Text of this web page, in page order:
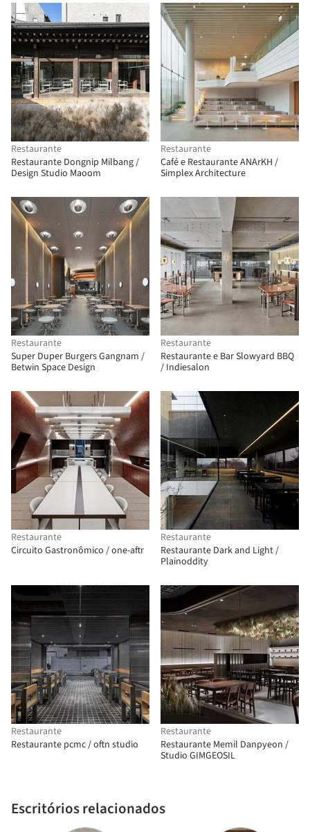
Restaurante
Restaurante Dongnip Milbang /
Design Studio Maoom
Restaurante
Café e Restaurante ANArKH /
Simplex Architecture
Restaurante
Super Duper Burgers Gangnam /
Betwin Space Design
Restaurante
Restaurante e Bar Slowyard BBQ
/ Indiesalon
Restaurante
Circuito Gastronômico / one-aftr
Restaurante
Restaurante Dark and Light /
Plainoddity
Restaurante
Restaurante pcmc / oftn studio
Escritórios relacionados
Restaurante
Restaurante Memil Danpyeon /
Studio GIMGEOSIL